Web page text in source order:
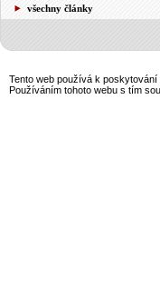
všechny články
Tento web používá k
Používáním tohoto webu s tím